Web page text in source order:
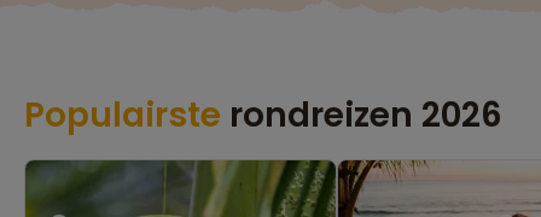
Populairste rondreizen 2026